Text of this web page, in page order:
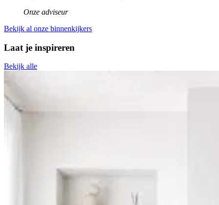
Onze adviseur
Bekijk al onze binnenkijkers
Laat je inspireren
Bekijk alle